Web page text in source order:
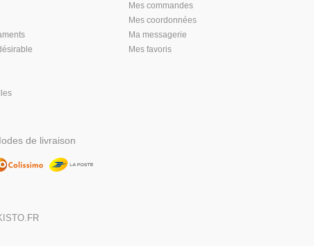
Mes commandes
Mes coordonnées
Ma messagerie
Mes favoris
de livraison
,